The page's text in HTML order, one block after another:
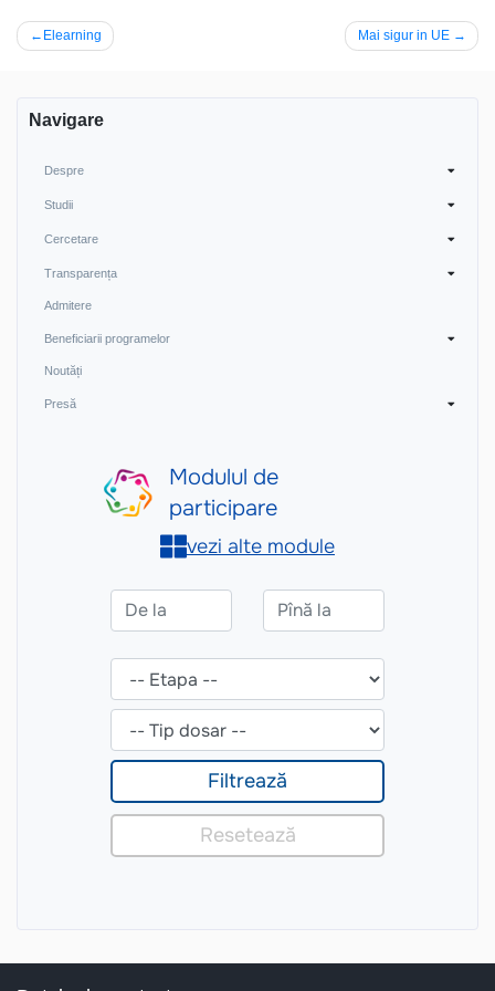
Navigare
Elearning Mai sigur in UE
Navigare
Despre
Studii
Cercetare
Transparența
Admitere
Beneficiarii programelor
Noutăți
Presă